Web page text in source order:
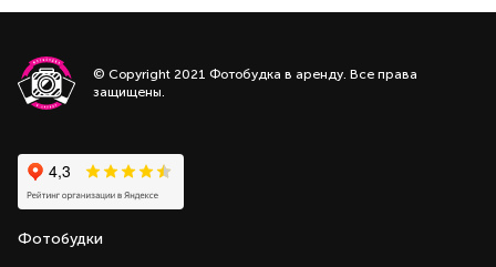
© Copyright 2021 Фотобудка в аренду. Все права
защищены.
Фотобудки